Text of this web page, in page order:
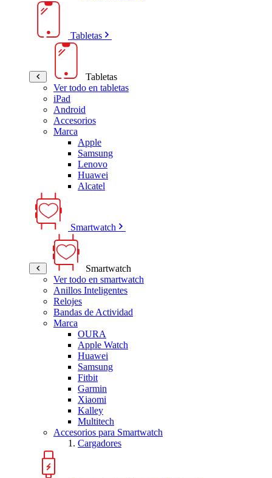
Tabletas
Tabletas
Ver todo en tabletas
iPad
Android
Accesorios
Marca
Apple
Samsung
Lenovo
Huawei
Alcatel
Smartwatch
Smartwatch
Ver todo en smartwatch
Anillos Inteligentes
Relojes
Bandas de Actividad
Marca
OURA
Apple Watch
Huawei
Samsung
Fitbit
Garmin
Xiaomi
Kalley
Multitech
Accesorios para Smartwatch
Cargadores